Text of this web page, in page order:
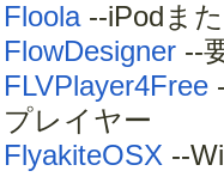
Floola--iPodま
FlowDesigner --
FLVPlayer4Free
プレイヤー
FlyakiteOSX --